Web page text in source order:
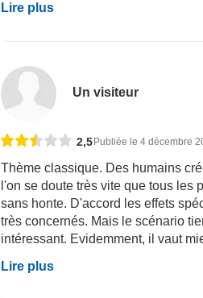
Lire plus
Un visiteur
2,5 Publiée le 4 décembre
Thème classique. Des humains
l'on se doute très vite que tous les
sans honte. D'accord les effets
très concernés. Mais le scénario
intéressant. Evidemment, il vaut
Lire plus